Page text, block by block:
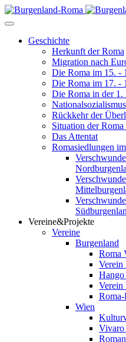
Geschichte
Herkunft der Roma
Migration nach
Die Roma im 15. -
Die Roma im 17. -
Die Roma in der 1.
Nationalsozialismus
Rückkehr der
Situation der
Das Attentat
Romasiedlungen
Vereine&Projekte
Vereine
Burgenland
Roma
Verein
Hango
Verein
Wien
Vivaro